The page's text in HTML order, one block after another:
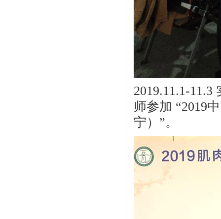
2019.11.1-
师参加 “2019
宁）”。